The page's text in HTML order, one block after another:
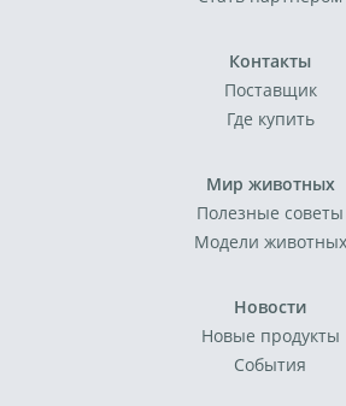
Контакты
Поставщик
Где купить
Мир животных
Полезные советы
Модели животных
Новости
Новые продукты
События